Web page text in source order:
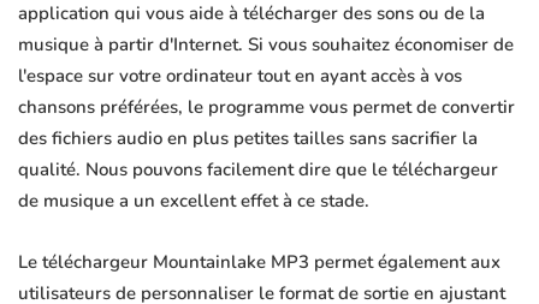
application qui vous aide à télécharger des sons ou de la
musique à partir d'Internet. Si vous souhaitez économiser de
l'espace sur votre ordinateur tout en ayant accès à vos
chansons préférées, le programme vous permet de convertir
des fichiers audio en plus petites tailles sans sacrifier la
qualité. Nous pouvons facilement dire que le téléchargeur
de musique a un excellent effet à ce stade.
Le téléchargeur Mountainlake MP3 permet également aux
utilisateurs de personnaliser le format de sortie en ajustant